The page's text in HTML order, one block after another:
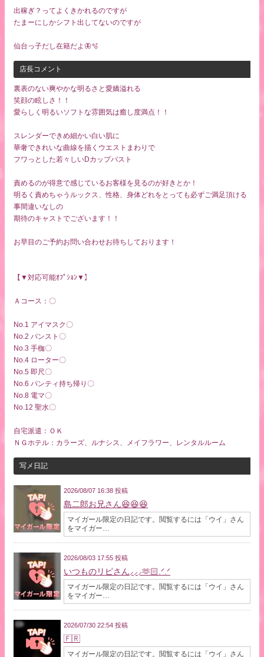
出稼ぎ？ってよくきかれるのですが
たまーにしかシフト出してないのですが
仙台っ子だし在籍だよ🦋‪🫧
店長コメント
裏表のない爽やかな明るさと愛嬌溢れる
笑顔の眩しさ！！
愛らしく明るいソフトな雰囲気は癒し度満点！！
スレンダーできめ細かい白い肌に
華奢できれいな曲線を描くウエストまわりで
フワっとした若々しいDカップバスト
責めるのが得意で感じているお客様を見るのが好きとか！
明るく責めちゃうルックス、性格、身体どれをとっても必ずご満足頂ける
事間違いなしの
期待のキャストでございます！！
お早目のご予約お問い合わせお待ちしております！
【▼対応可能ｵﾌﾟｼｮﾝ▼】
Ａコース：〇
No.1 アイマスク〇
No.2 パンスト〇
No.3 手枷〇
No.4 ローター〇
No.5 即尺〇
No.6 パンティ持ち帰り〇
No.8 電マ〇
No.12 聖水〇
自宅派遣：ＯＫ
ＮＧホテル：カラーズ、ルナシス、メイフラワー、レンタルルーム
写メ日記
2026/08/07 16:38 投稿
島二郎お兄さん😆😆😆
マイガール限定の日記です。閲覧するには「ウイ」さん
をマイガー…
2026/08/03 17:55 投稿
いつものリピさん⸝⸝⸝🫶🏻.ᐟ.ᐟ
マイガール限定の日記です。閲覧するには「ウイ」さん
をマイガー…
2026/07/30 22:54 投稿
🇫🇷
マイガール限定の日記です。閲覧するには「ウイ」さん